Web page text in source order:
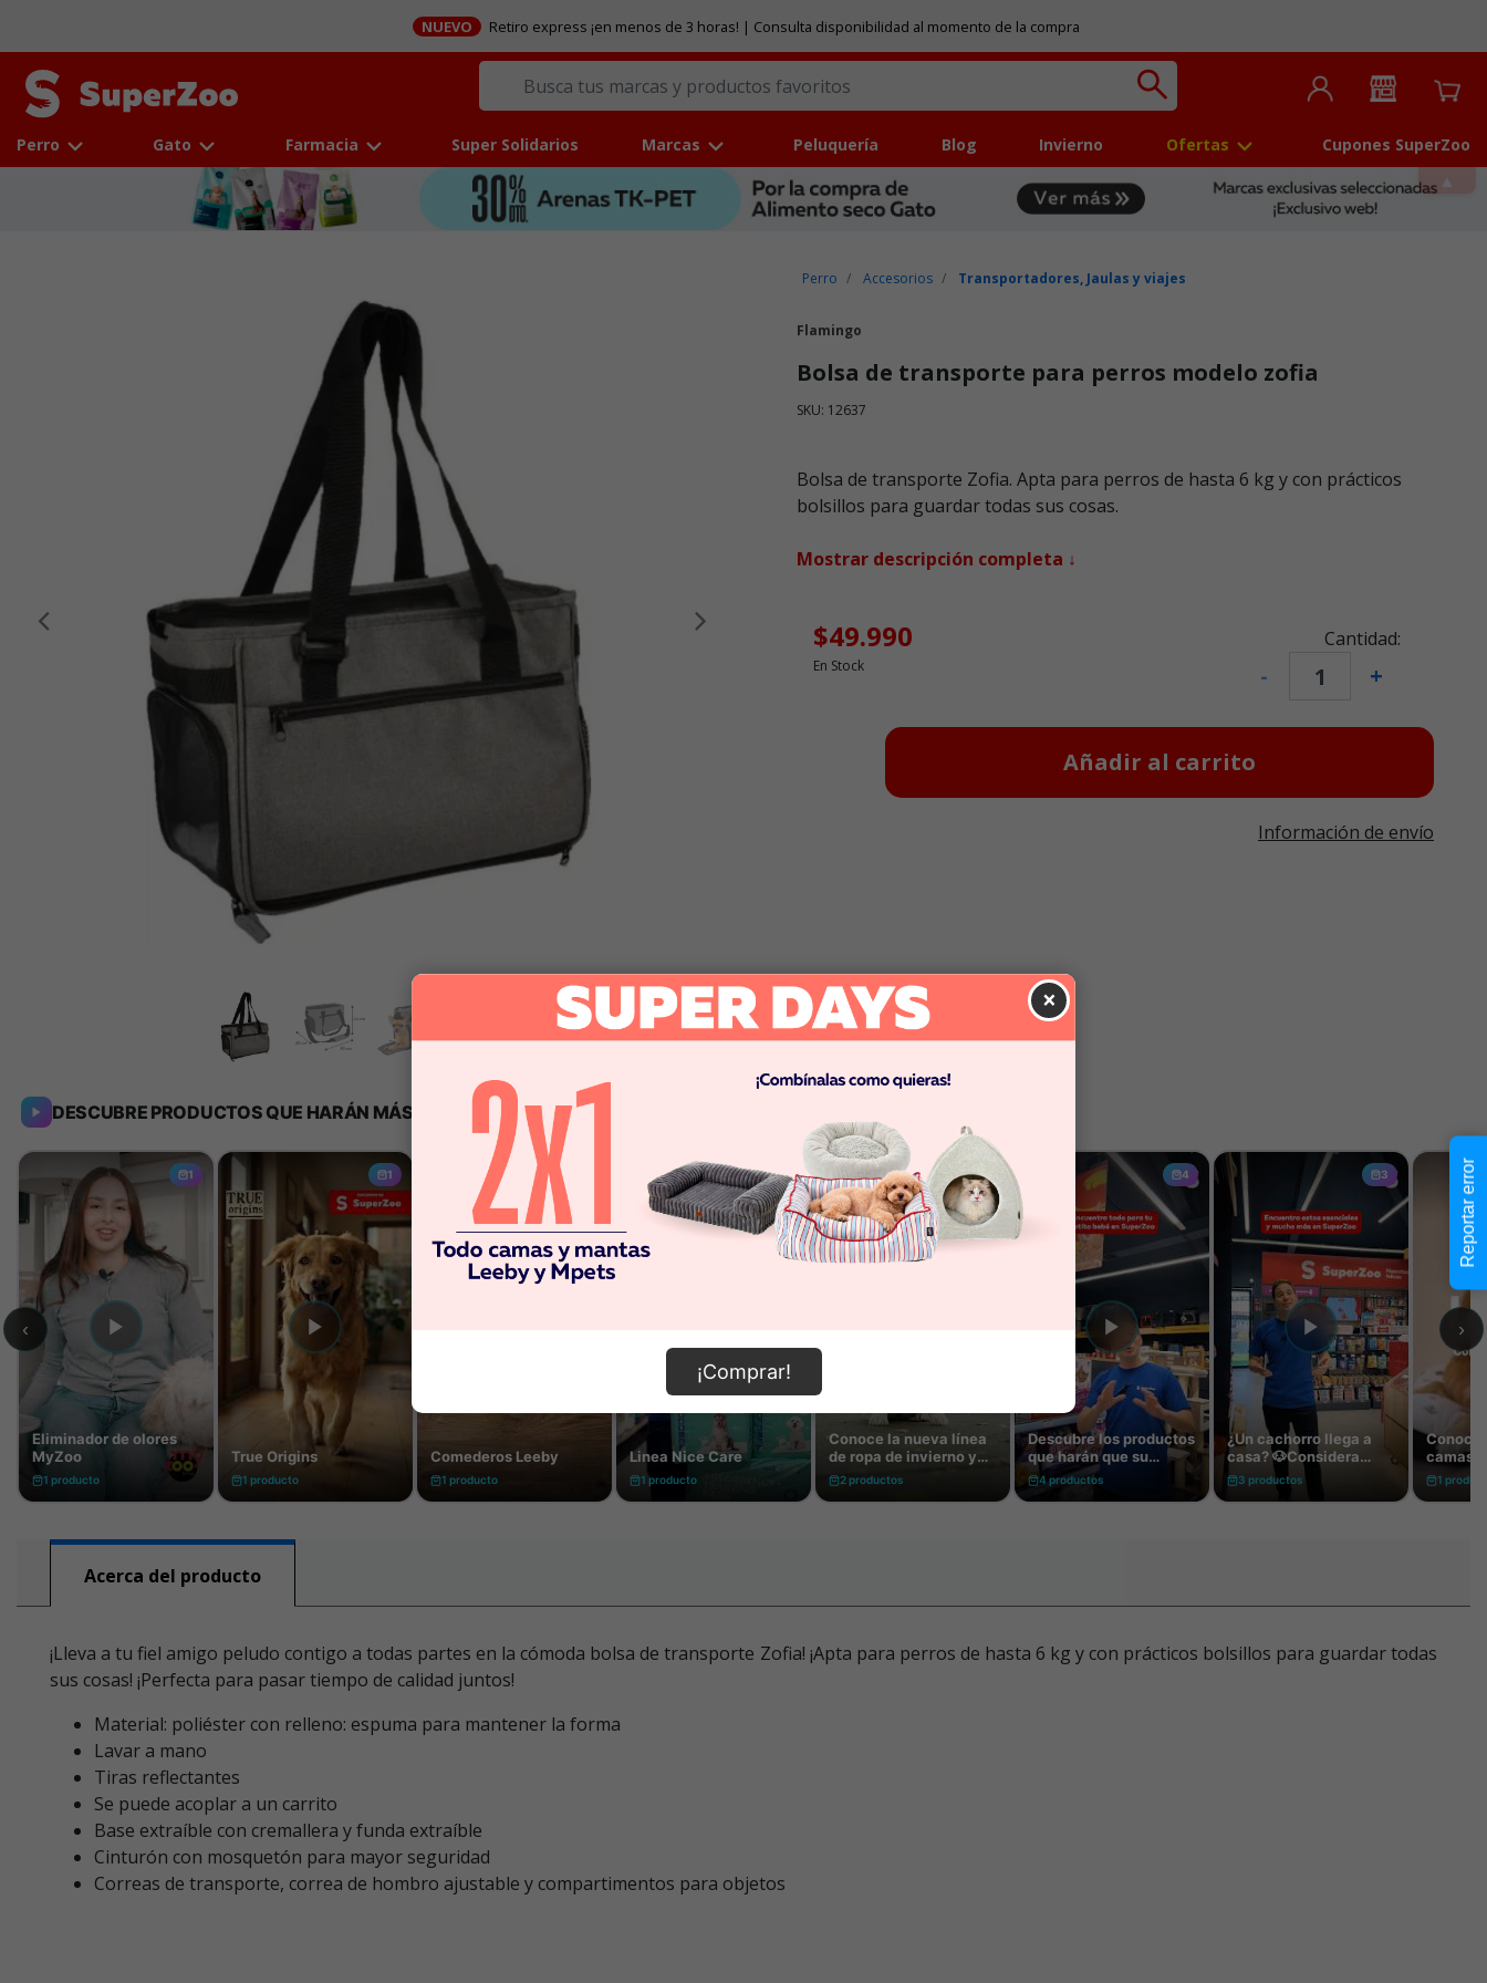
NUEVO Retiro express ¡en menos de 3 horas! | Consulta disponibilidad al momento de la compra
Perro Gato Farmacia Super Solidarios Marcas Peluquería Blog Invierno Ofertas Cupones SuperZoo
Anterior
Perro Accesorios Transportadores, Jaulas y viajes
Flamingo
Bolsa de transporte para perros modelo zofia
SKU: 12637
Bolsa de transporte Zofia. Apta para perros de hasta 6 kg y con prácticos
bolsillos para guardar todas sus cosas.
Mostrar descripción completa ↓
Cantidad:
- +
$49.990
En Stock
Añadir al carrito
Información de envío
Acerca del producto
¡Lleva a tu fiel amigo peludo contigo a todas partes en la cómoda bolsa de transporte Zofia! ¡Apta para perros de hasta 6 kg y con prácticos bolsillos para guardar todas
sus cosas! ¡Perfecta para pasar tiempo de calidad juntos!
Material: poliéster con relleno: espuma para mantener la forma
Lavar a mano
Tiras reflectantes
Se puede acoplar a un carrito
Base extraíble con cremallera y funda extraíble
Cinturón con mosquetón para mayor seguridad
Correas de transporte, correa de hombro ajustable y compartimentos para objetos
×
¡Comprar!
Reportar error